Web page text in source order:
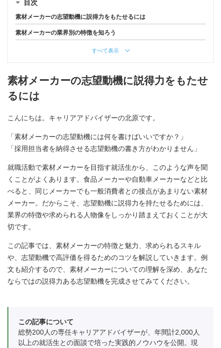
目次
素材メーカーの志望動機に説得力をもたせるには
素材メーカーの業界別の特徴を知ろう
すべて表示
素材メーカーの志望動機に説得力をもたせ
るには
こんにちは。キャリアアドバイザーの北原です。
「素材メーカーの志望動機には何を書けばいいですか？」
「採用担当者を納得させる志望動機の書き方がわかりません」
就職活動で素材メーカーを目指す就活生から、このような声を聞
くことがよくあります。食品メーカーや自動車メーカーなどと比
べると、同じメーカーでも一般消費者との接点があまりない素材
メーカー。だからこそ、志望動機に説得力を持たせるためには、
業界の特徴や求められる人物像をしっかり踏まえておくことが大
切です。
この記事では、素材メーカーの特徴と魅力、求められるスキル
や、志望動機で高評価を得るためのコツを解説していきます。例
文も紹介するので、素材メーカーについての理解を深め、あなた
ならではの説得力ある志望動機を完成させてみてください。
この記事について
総勢200人の専任キャリアアドバイザーが、年間計2,000人
以上の就活生との面談で培った実践的ノウハウを公開。現